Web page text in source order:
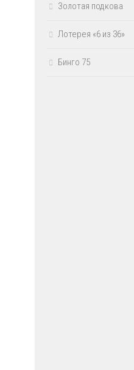
Золотая подкова
Лотерея «6 из 36»
Бинго 75